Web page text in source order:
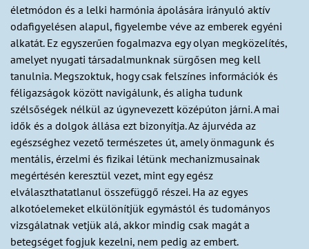
életmódon és a lelki harmónia ápolására irányuló aktív
odafigyelésen alapul, figyelembe véve az emberek egyéni
alkatát. Ez egyszerűen fogalmazva egy olyan megközelítés,
amelyet nyugati társadalmunknak sürgősen meg kell
tanulnia. Megszoktuk, hogy csak felszínes információk és
féligazságok között navigálunk, és aligha tudunk
szélsőségek nélkül az úgynevezett középúton járni. A mai
idők és a dolgok állása ezt bizonyítja. Az ájurvéda az
egészséghez vezető természetes út, amely önmagunk és
mentális, érzelmi és fizikai létünk mechanizmusainak
megértésén keresztül vezet, mint egy egész
elválaszthatatlanul összefüggő részei. Ha az egyes
alkotóelemeket elkülönítjük egymástól és tudományos
vizsgálatnak vetjük alá, akkor mindig csak magát a
betegséget fogjuk kezelni, nem pedig az embert.